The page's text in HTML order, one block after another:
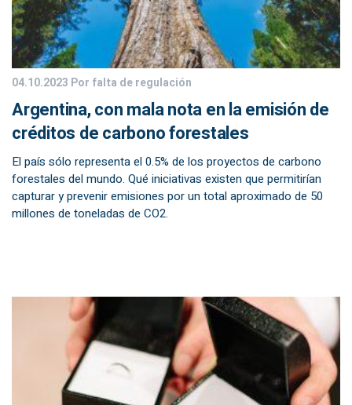
04.10.2023 Por falta de regulación
Argentina, con mala nota en la emisión de
créditos de carbono forestales
El país sólo representa el 0.5% de los proyectos de carbono
forestales del mundo. Qué iniciativas existen que permitirían
capturar y prevenir emisiones por un total aproximado de 50
millones de toneladas de CO2.